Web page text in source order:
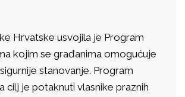
Hrvatske usvojila je Program
kojim se građanima omogućuje
stanovanje. Program
cilj je potaknuti vlasnike praznih